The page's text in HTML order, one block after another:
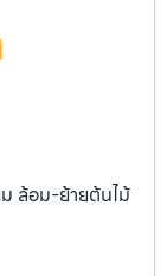
ล้อม-ย้ายต้นไม้